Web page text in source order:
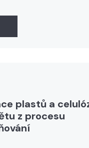
plastů a
z procesu